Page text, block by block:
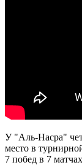
У "Аль-Насра"
место в
7 побед в 7